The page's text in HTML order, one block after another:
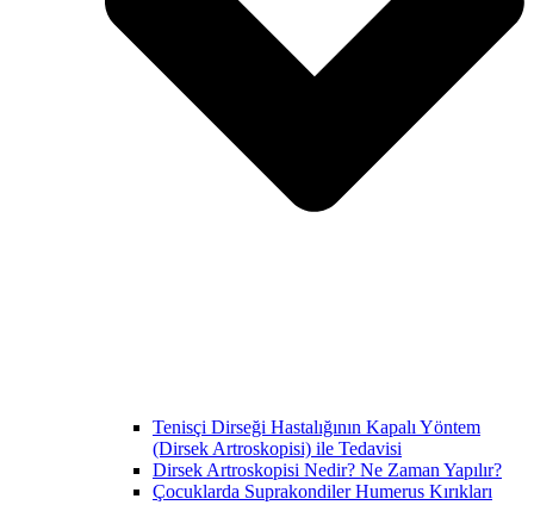
Tenisçi Dirseği Hastalığının Kapalı Yöntem
(Dirsek Artroskopisi) ile Tedavisi
Dirsek Artroskopisi Nedir? Ne Zaman Yapılır?
Çocuklarda Suprakondiler Humerus Kırıkları